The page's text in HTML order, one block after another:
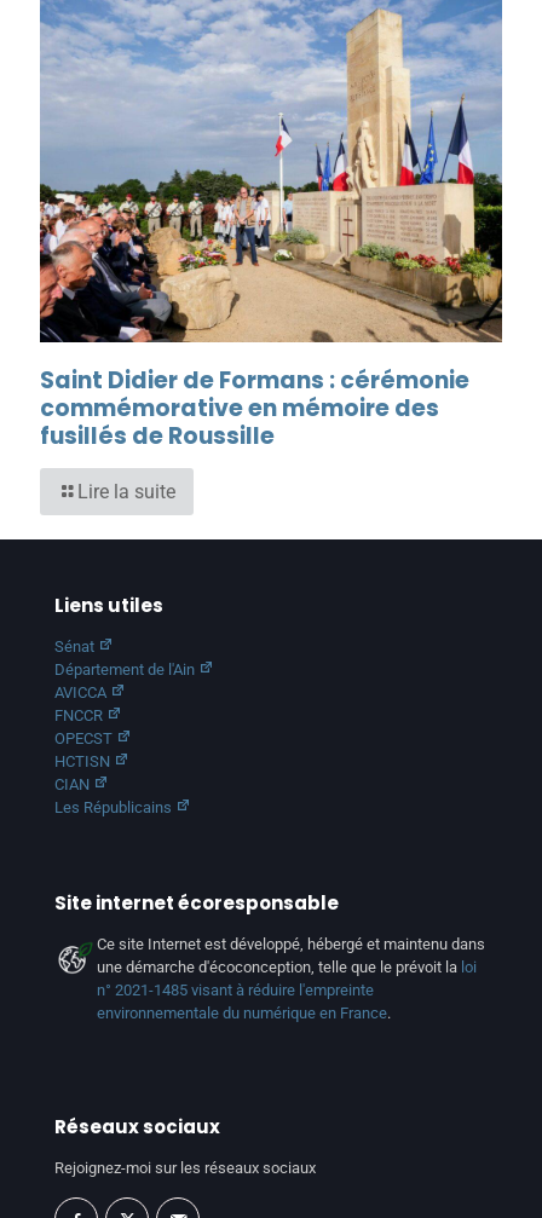
Saint Didier de Formans : cérémonie
commémorative en mémoire des
fusillés de Roussille
Lire la suite
Liens utiles
Sénat
Département de l'Ain
AVICCA
FNCCR
OPECST
HCTISN
CIAN
Les Républicains
Site internet écoresponsable
Ce site Internet est développé, hébergé et maintenu dans
une démarche d'écoconception, telle que le prévoit la loi
n° 2021-1485 visant à réduire l'empreinte
environnementale du numérique en France.
Réseaux sociaux
Rejoignez-moi sur les réseaux sociaux